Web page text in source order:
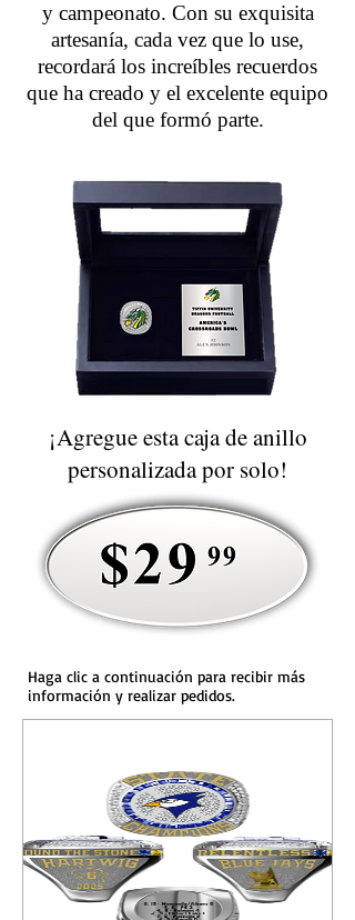
y campeonato. Con su exquisita
artesanía, cada vez que lo use,
recordará los increíbles recuerdos
que ha creado y el excelente equipo
del que formó parte.
¡Agregue esta caja de anillo
personalizada por solo!
Haga clic a continuación para recibir más
información y realizar pedidos.